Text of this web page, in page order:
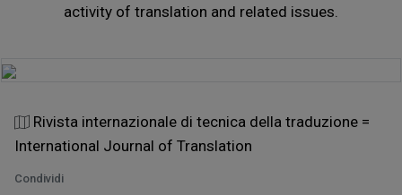
Rivista internazionale di tecnica della traduzione =
International Journal of Translation
Condividi
activity of translation and related issues.